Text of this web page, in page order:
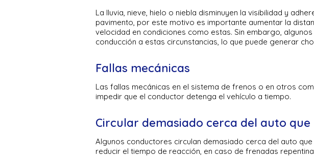
La lluvia, nieve, hielo o niebla disminuyen la visibilidad y
pavimento, por este motivo es importante aumentar la
velocidad en condiciones como estas. Sin embargo,
conducción a estas circunstancias, lo que puede generar
Fallas mecánicas
Las fallas mecánicas en el sistema de frenos o en otros
impedir que el conductor detenga el vehículo a tiempo.
Circular demasiado cerca del auto que
Algunos conductores circulan demasiado cerca del auto
reducir el tiempo de reacción, en caso de frenadas